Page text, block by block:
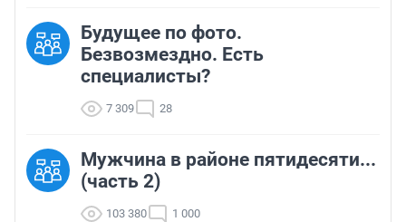
Будущее по фото.
Безвозмездно. Есть
специалисты?
7 309 28
Мужчина в районе пятидесяти...
(часть 2)
103 380 1 000